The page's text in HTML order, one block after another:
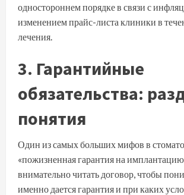
одностороннем порядке в связи с
изменением прайс-листа клиники в
лечения.
3. Гарантийные
обязательства:
понятия
Один из самых больших мифов в
«пожизненная гарантия на
внимательно читать договор, чтобы
именно дается гарантия и при каких